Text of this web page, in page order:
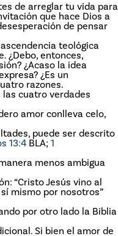
de arreglar tu vida para
que hace Dios a
de pensar
teológica
¿Debo, entonces,
¿Acaso la idea
¿Es un
razones.
las cuatro verdades
amor conlleva celo,
puede ser descrito
13:4 BLA; 1
menos ambigua
“Cristo Jesús vino al
mismo por nosotros”
por otro lado la Biblia
Si bien el amor de